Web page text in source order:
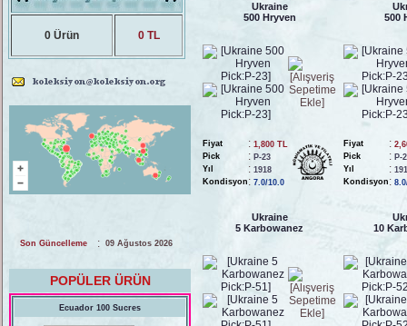
0 Ürün 0 TL
Son Güncelleme : 09 Ağustos 2026
POPÜLER ÜRÜN
Ecuador 100 Sucres
Ukraine
500 Hryven
Fiyat : 1,800 TL
Pick
: P-23
Yıl
: 1918
Kondisyon : 7.0/10.0
500
Fiyat :
Pick
: P-
Yıl
:
Kondisyon :
Ukraine
5 Karbowanez
10